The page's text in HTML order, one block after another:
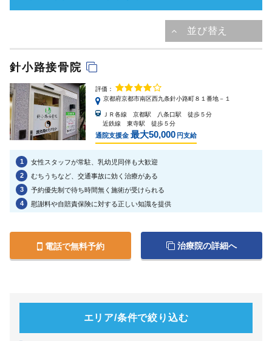
針小路接骨院
評価：
京都府京都市南区西九条針小路町８１番地－１
ＪＲ各線 京都駅 八条口駅 徒歩５分
近鉄線 東寺駅 徒歩５分
通院支援金 最大50,000 円支給
1
女性スタッフが常駐、乳幼児同伴も大歓迎
2
むちうちなど、交通事故に効く治療がある
3
予約優先制で待ち時間無く施術が受けられる
4
慰謝料や自賠責保険に対する正しい知識を提供
電話で無料予約 治療院の詳細へ
エリア/条件で絞り込む